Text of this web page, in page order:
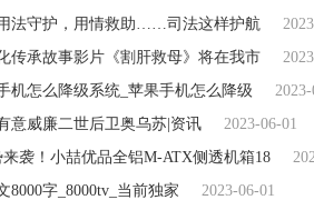
法守护，用情救助……司法这样护航
传承故事影片《割肝救母》将在我市
机怎么降级系统_苹果手机怎么降级
意威廉二世后卫奥乌苏|资讯
2023-06-01
来袭！小喆优品全铝M-ATX侧透机箱18
8000字_8000tv_当前独家
2023-06-01